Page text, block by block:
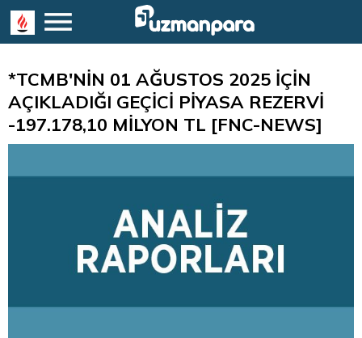
*TCMB'NİN 01 AĞUSTOS 2025 İÇİN
AÇIKLADIĞI GEÇİCİ PİYASA REZERVİ
-197.178,10 MİLYON TL [FNC-NEWS]